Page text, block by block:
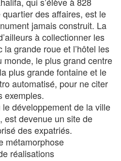
quartier des affaires, est le
jamais construit. La
à collectionner les
la grande roue et l’hôtel les
monde, le plus grand centre
plus grande fontaine et le
automatisé, pour ne citer
exemples.
développement de la ville
est devenue un site de
des expatriés.
métamorphose
réalisations